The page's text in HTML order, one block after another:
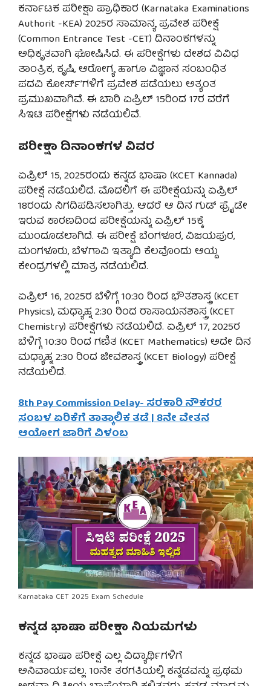
ಕರ್ನಾಟಕ ಪರೀಕ್ಷಾ ಪ್ರಾಧಿಕಾರ (Karnataka Examinations
Authorit -KEA) 2025ರ ಸಾಮಾನ್ಯ ಪ್ರವೇಶ ಪರೀಕ್ಷೆ
(Common Entrance Test -CET) ದಿನಾಂಕಗಳನ್ನು
ಅಧಿಕೃತವಾಗಿ ಘೋಷಿಸಿದೆ. ಈ ಪರೀಕ್ಷೆಗಳು ದೇಶದ ವಿವಿಧ
ತಾಂತ್ರಿಕ, ಕೃಷಿ, ಆರೋಗ್ಯ ಹಾಗೂ ವಿಜ್ಞಾನ ಸಂಬ೦ಧಿತ
ಪದವಿ ಕೋರ್ಸ್’ಗಳಿಗೆ ಪ್ರವೇಶ ಪಡೆಯಲು ಅತ್ಯಂತ
ಪ್ರಮುಖವಾಗಿವೆ. ಈ ಬಾರಿ ಏಪ್ರಿಲ್ 15ರಿಂದ 17ರ ವರೆಗೆ
ಸಿಇಟಿ ಪರೀಕ್ಷೆಗಳು ನಡೆಯಲಿವೆ.
ಪರೀಕ್ಷಾ ದಿನಾಂಕಗಳ ವಿವರ
ಏಪ್ರಿಲ್ 15, 2025ರಂದು ಕನ್ನಡ ಭಾಷಾ (KCET Kannada)
ಪರೀಕ್ಷೆ ನಡೆಯಲಿದೆ. ಮೊದಲಿಗೆ ಈ ಪರೀಕ್ಷೆಯನ್ನು ಏಪ್ರಿಲ್
18ರಂದು ನಿಗದಿಪಡಿಸಲಾಗಿತ್ತು. ಆದರೆ ಆ ದಿನ ಗುಡ್ ಫ್ರೈಡೇ
ಇರುವ ಕಾರಣದಿಂದ ಪರೀಕ್ಷೆಯನ್ನು ಏಪ್ರಿಲ್ 15ಕ್ಕೆ
ಮುಂದೂಡಲಾಗಿದೆ. ಈ ಪರೀಕ್ಷೆ ಬೆಂಗಳೂರ, ವಿಜಯಪುರ,
ಮಂಗಳೂರು, ಬೆಳಗಾವಿ ಇತ್ಯಾದಿ ಕೆಲವೊಂದು ಆಯ್ದ
ಕೇಂದ್ರಗಳಲ್ಲಿ ಮಾತ್ರ ನಡೆಯಲಿದೆ.
ಏಪ್ರಿಲ್ 16, 2025ರ ಬೆಳಿಗ್ಗೆ 10:30 ರಿಂದ ಭೌತಶಾಸ್ತ್ರ (KCET
Physics), ಮಧ್ಯಾಹ್ನ 2:30 ರಿಂದ ರಾಸಾಯನಶಾಸ್ತ್ರ (KCET
Chemistry) ಪರೀಕ್ಷೆಗಳು ನಡೆಯಲಿದೆ. ಏಪ್ರಿಲ್ 17, 2025ರ
ಬೆಳಿಗ್ಗೆ 10:30 ರಿಂದ ಗಣಿತ (KCET Mathematics) ಅದೇ ದಿನ
ಮಧ್ಯಾಹ್ನ 2:30 ರಿಂದ ಜೀವಶಾಸ್ತ್ರ (KCET Biology) ಪರೀಕ್ಷೆ
ನಡೆಯಲಿದೆ.
8th Pay Commission Delay- ಸರಕಾರಿ ನೌಕರರ
ಸಂಬಳ ಏರಿಕೆಗೆ ತಾತ್ಕಾಲಿಕ ತಡೆ | 8ನೇ ವೇತನ
ಆಯೋಗ ಜಾರಿಗೆ ವಿಳಂಬ
Karnataka CET 2025 Exam Schedule
ಕನ್ನಡ ಭಾಷಾ ಪರೀಕ್ಷಾ ನಿಯಮಗಳು
ಕನ್ನಡ ಭಾಷಾ ಪರೀಕ್ಷೆ ಎಲ್ಲ ವಿದ್ಯಾರ್ಥಿಗಳಿಗೆ
ಅನಿವಾರ್ಯವಲ್ಲ. 10ನೇ ತರಗತಿಯಲ್ಲಿ ಕನ್ನಡವನ್ನು ಪ್ರಥಮ